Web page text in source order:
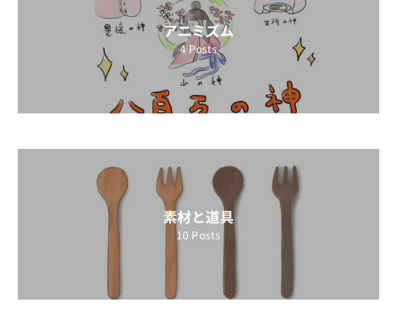
アニミズム
4 Posts
素材と道具
10 Posts